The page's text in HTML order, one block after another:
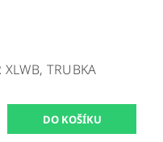
XLWB, TRUBKA